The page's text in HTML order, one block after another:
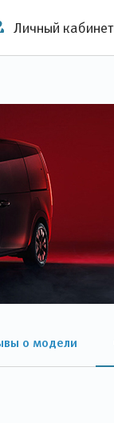
Личный кабинет
о модели